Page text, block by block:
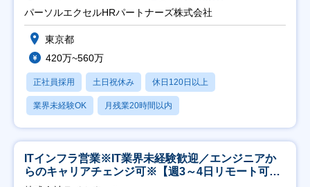
パーソルエクセルHRパートナーズ株式会社
東京都
420万~560万
正社員採用 土日祝休み 休日120日以上
業界未経験OK 月残業20時間以内
ITインフラ営業※IT業界未経験歓迎／エンジニアか
らのキャリアチェンジ可※【週3～4日リモート可
能】